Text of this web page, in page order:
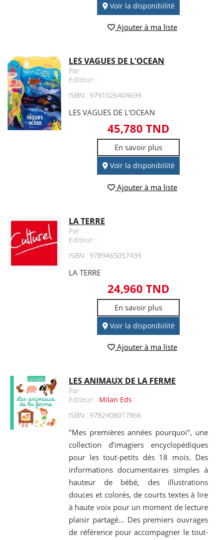
Voir la disponibilité
Ajouter à ma liste
LES VAGUES DE L'OCEAN
Par
Editeur :
ISBN : 9791026404699
LES VAGUES DE L'OCEAN
45,780 TND
En savoir plus
Voir la disponibilité
Ajouter à ma liste
LA TERRE
Par
Editeur :
ISBN : 9789465057439
LA TERRE
24,960 TND
En savoir plus
Voir la disponibilité
Ajouter à ma liste
LES ANIMAUX DE LA FERME
Par
Editeur : Milan Eds
ISBN : 9782408017866
"Mes premières années pourquoi", une
collection d’imagiers encyclopédiques
pour les tout-petits dès 18 mois. Des
informations documentaires simples à
hauteur de bébé, des illustrations
douces et colorés, de courts textes à lire
à haute voix pour un moment de lecture
plaisir partagé… Des premiers ouvrages
de référence pour accompagner le tout-